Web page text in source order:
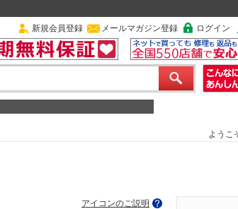
新規会員登録 メールマガジン登録 ログイン
ようこ
アイコンのご説明